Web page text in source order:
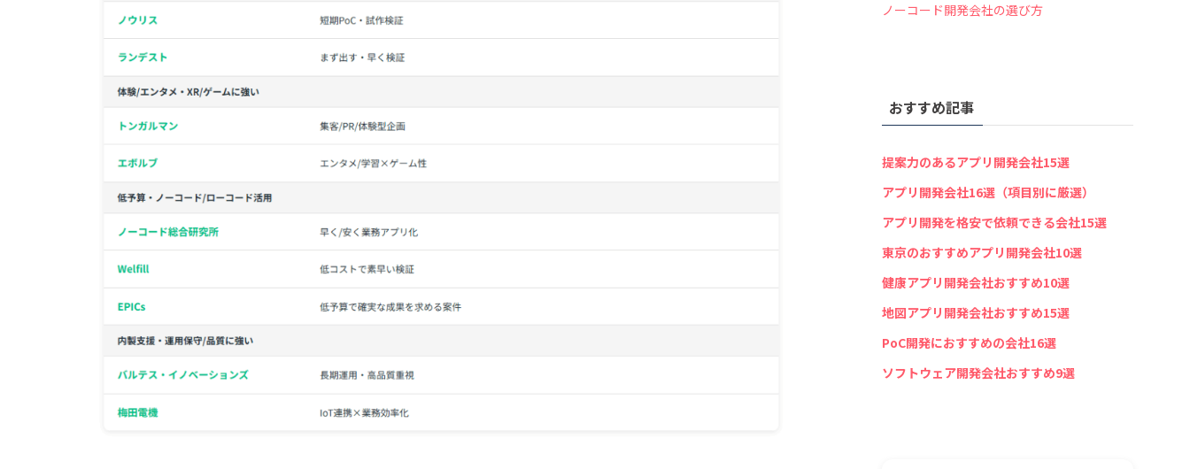
ノーコード開発会社の選び方
おすすめ記事
提案力のあるアプリ開発会社15選
アプリ開発会社16選（項目別に厳選）
アプリ開発を格安で依頼できる会社15選
東京のおすすめアプリ開発会社10選
健康アプリ開発会社おすすめ10選
地図アプリ開発会社おすすめ15選
PoC開発におすすめの会社16選
ソフトウェア開発会社おすすめ9選